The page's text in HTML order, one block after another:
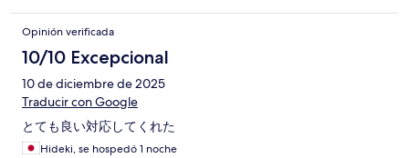
Opinión verificada
10/10 Excepcional
10 de diciembre de 2025
Traducir con Google
とても良い対応してくれた
Hideki, se hospedó 1 noche